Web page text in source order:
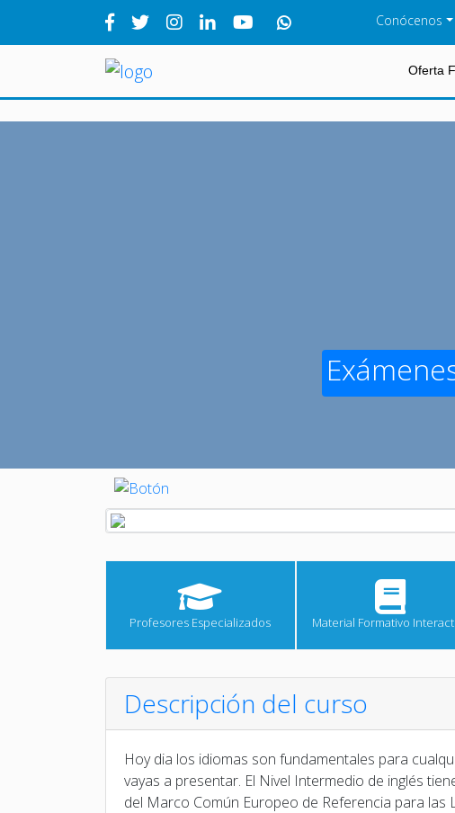
Conócenos
Oferta
Profesores Especializados Material Formativo
Descripción del curso
Hoy dia los idiomas son fundamentales para
vayas a presentar. El Nivel Intermedio de inglés
del Marco Común Europeo de Referencia para las